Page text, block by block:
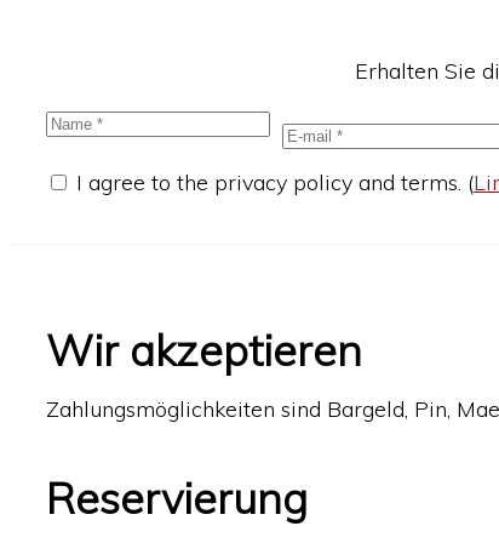
Erhalten Sie
I agree to the privacy policy and terms. (
Wir akzeptieren
Zahlungsmöglichkeiten sind Bargeld, Pin,
Reservierung